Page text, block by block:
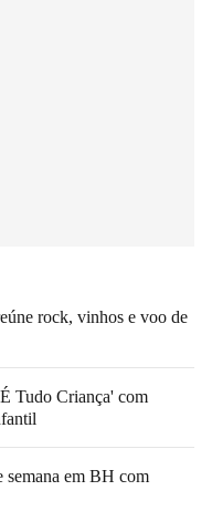
rock, vinhos e voo de
Tudo Criança' com
em BH com